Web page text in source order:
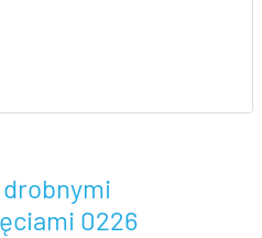
0226